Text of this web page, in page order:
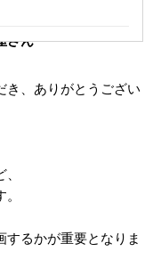
ラシ配布 ご参考広告
さん
き、ありがとうござい
するかが重要となりま